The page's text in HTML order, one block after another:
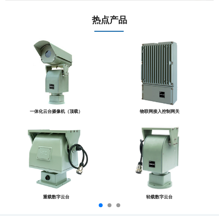
热点产品
一体化云台摄像机（顶载） 物联网接入控制网关
重载数字云台 轻载数字云台